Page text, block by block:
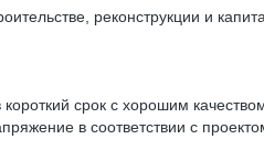
реконструкции и
срок с хорошим
в соответствии с